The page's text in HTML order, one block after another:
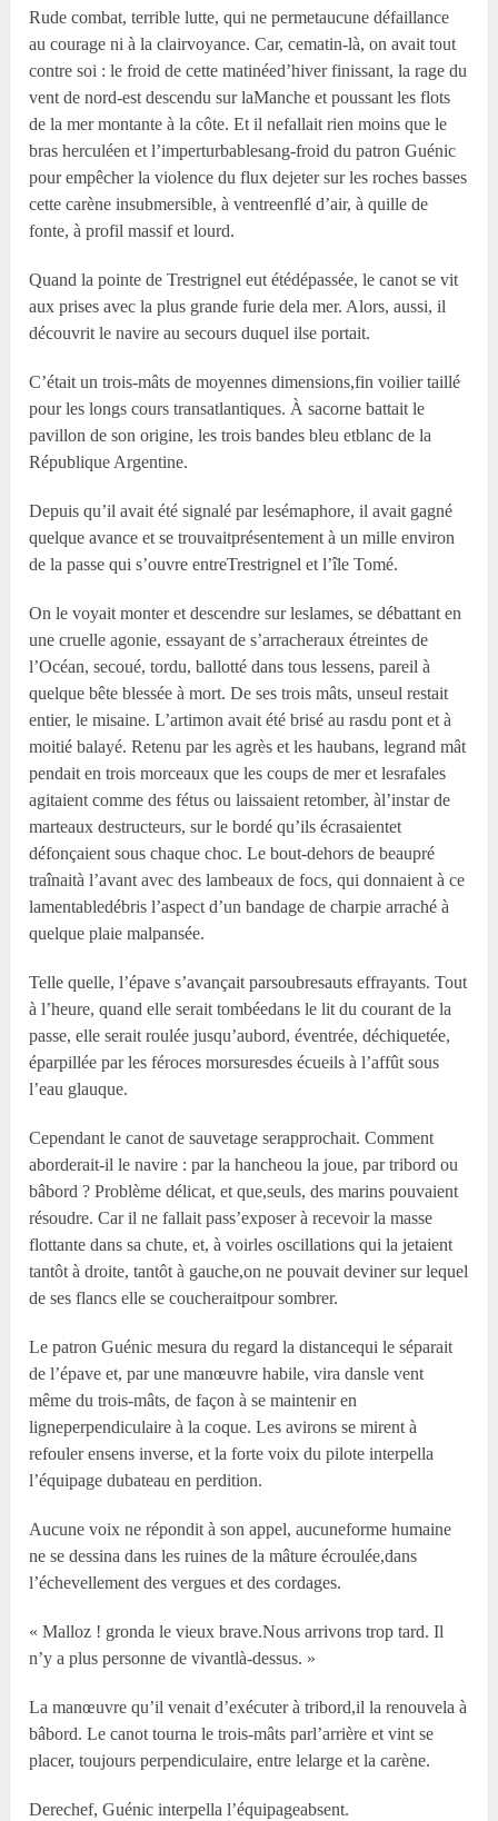
Rude combat, terrible lutte, qui ne permetaucune défaillance
au courage ni à la clairvoyance. Car, cematin-là, on avait tout
contre soi : le froid de cette matinéed’hiver finissant, la rage du
vent de nord-est descendu sur laManche et poussant les flots
de la mer montante à la côte. Et il nefallait rien moins que le
bras herculéen et l’imperturbablesang-froid du patron Guénic
pour empêcher la violence du flux dejeter sur les roches basses
cette carène insubmersible, à ventreenflé d’air, à quille de
fonte, à profil massif et lourd.
Quand la pointe de Trestrignel eut étédépassée, le canot se vit
aux prises avec la plus grande furie dela mer. Alors, aussi, il
découvrit le navire au secours duquel ilse portait.
C’était un trois-mâts de moyennes dimensions,fin voilier taillé
pour les longs cours transatlantiques. À sacorne battait le
pavillon de son origine, les trois bandes bleu etblanc de la
République Argentine.
Depuis qu’il avait été signalé par lesémaphore, il avait gagné
quelque avance et se trouvaitprésentement à un mille environ
de la passe qui s’ouvre entreTrestrignel et l’île Tomé.
On le voyait monter et descendre sur leslames, se débattant en
une cruelle agonie, essayant de s’arracheraux étreintes de
l’Océan, secoué, tordu, ballotté dans tous lessens, pareil à
quelque bête blessée à mort. De ses trois mâts, unseul restait
entier, le misaine. L’artimon avait été brisé au rasdu pont et à
moitié balayé. Retenu par les agrès et les haubans, legrand mât
pendait en trois morceaux que les coups de mer et lesrafales
agitaient comme des fétus ou laissaient retomber, àl’instar de
marteaux destructeurs, sur le bordé qu’ils écrasaientet
défonçaient sous chaque choc. Le bout-dehors de beaupré
traînaità l’avant avec des lambeaux de focs, qui donnaient à ce
lamentabledébris l’aspect d’un bandage de charpie arraché à
quelque plaie malpansée.
Telle quelle, l’épave s’avançait parsoubresauts effrayants. Tout
à l’heure, quand elle serait tombéedans le lit du courant de la
passe, elle serait roulée jusqu’aubord, éventrée, déchiquetée,
éparpillée par les féroces morsuresdes écueils à l’affût sous
l’eau glauque.
Cependant le canot de sauvetage serapprochait. Comment
aborderait-il le navire : par la hancheou la joue, par tribord ou
bâbord ? Problème délicat, et que,seuls, des marins pouvaient
résoudre. Car il ne fallait pass’exposer à recevoir la masse
flottante dans sa chute, et, à voirles oscillations qui la jetaient
tantôt à droite, tantôt à gauche,on ne pouvait deviner sur lequel
de ses flancs elle se coucheraitpour sombrer.
Le patron Guénic mesura du regard la distancequi le séparait
de l’épave et, par une manœuvre habile, vira dansle vent
même du trois-mâts, de façon à se maintenir en
ligneperpendiculaire à la coque. Les avirons se mirent à
refouler ensens inverse, et la forte voix du pilote interpella
l’équipage dubateau en perdition.
Aucune voix ne répondit à son appel, aucuneforme humaine
ne se dessina dans les ruines de la mâture écroulée,dans
l’échevellement des vergues et des cordages.
« Malloz ! gronda le vieux brave.Nous arrivons trop tard. Il
n’y a plus personne de vivantlà-dessus. »
La manœuvre qu’il venait d’exécuter à tribord,il la renouvela à
bâbord. Le canot tourna le trois-mâts parl’arrière et vint se
placer, toujours perpendiculaire, entre lelarge et la carène.
Derechef, Guénic interpella l’équipageabsent.